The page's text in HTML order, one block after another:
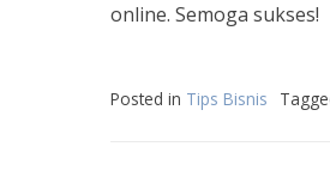
online. Semoga sukses!
Posted in Tips Bisnis